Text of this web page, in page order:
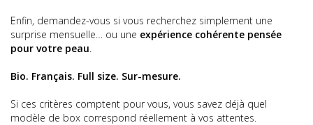
Enfin, demandez-vous si vous recherchez simplement une
surprise mensuelle… ou une expérience cohérente pensée
pour votre peau
Bio. Français. Full size. Sur-mesure.
Si ces critères comptent pour vous, vous savez déjà quel
modèle de box correspond réellement à vos attentes.